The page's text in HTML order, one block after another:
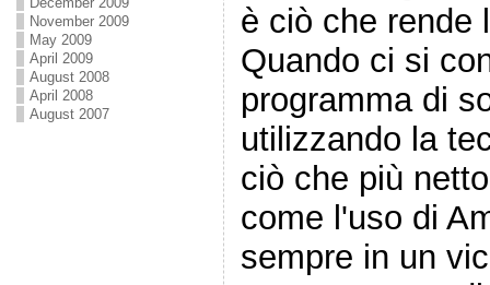
November 2009
May 2009
April 2009
August 2008
April 2008
August 2007
è ciò che rende
Quando ci si
programma di
utilizzando la
ciò che più
come l'uso di
sempre in un